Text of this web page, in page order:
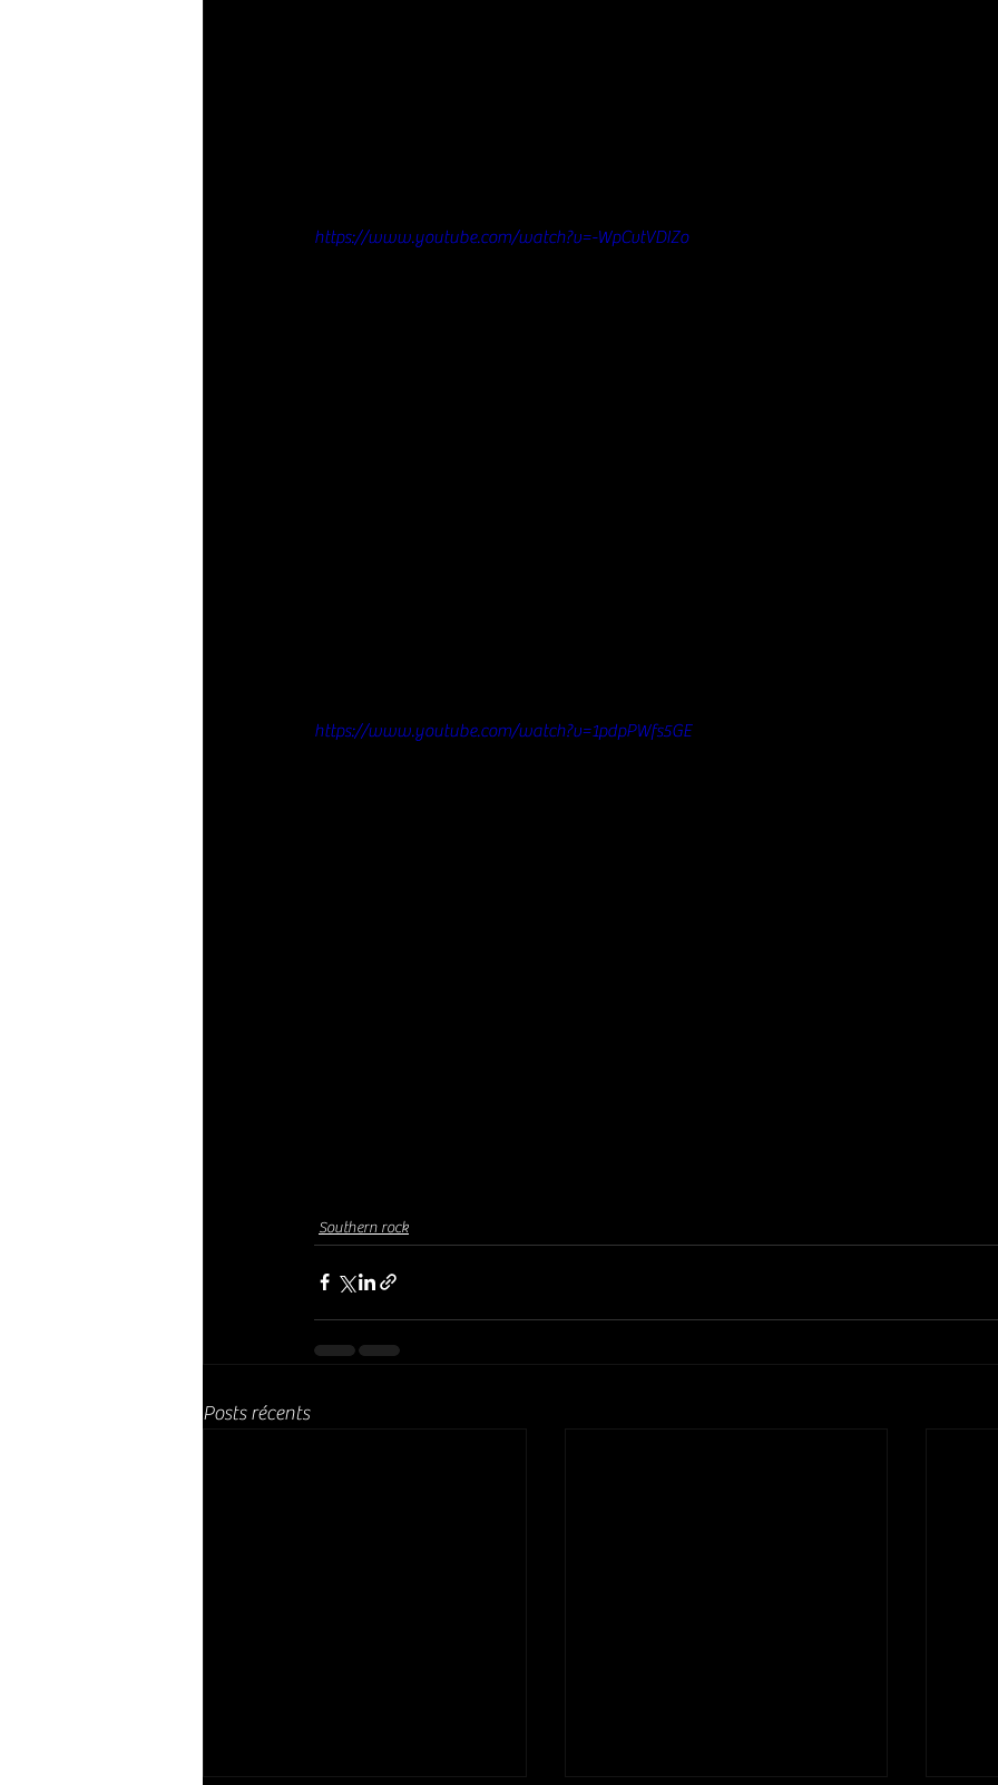
https://www.youtube.com/watch?v=-WpCvtVDIZo
https://www.youtube.com/watch?v=1pdpPWfs5GE
Southern rock
Posts récents